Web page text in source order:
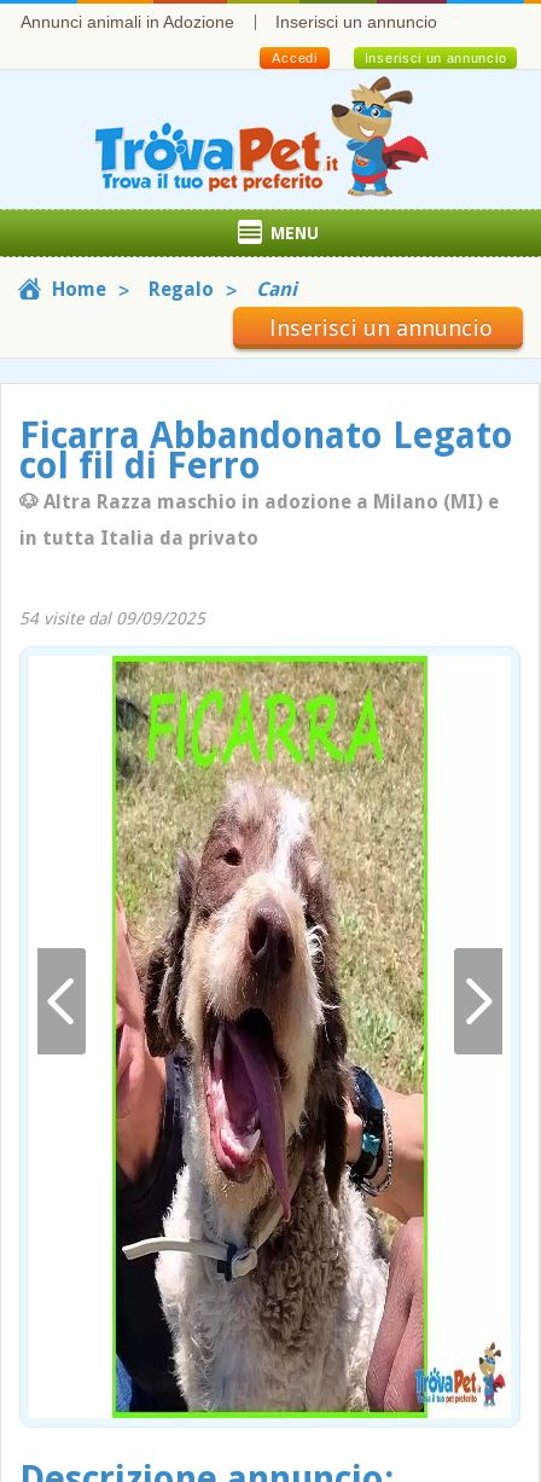
Annunci animali in Adozione Inserisci un annuncio
Inserisci un annuncio
Accedi
MENU
Home Regalo Cani
Inserisci un annuncio
Ficarra Abbandonato Legato
col fil di Ferro
🐶 Altra Razza maschio in adozione a Milano (MI) e
in tutta Italia da privato
54 visite dal 09/09/2025